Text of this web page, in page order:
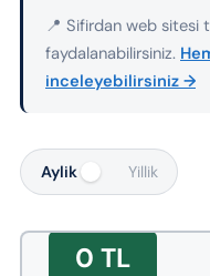
📍 Sifirdan web sitesi
faydalanabilirsiniz.
inceleyebilirsiniz →
Aylik Yillik
0 TL